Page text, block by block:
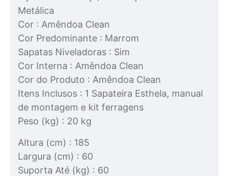
Metálica
Cor : Amêndoa Clean
Cor Predominante : Marrom
Sapatas Niveladoras : Sim
Cor Interna : Amêndoa Clean
Cor do Produto : Amêndoa Clean
Itens Inclusos : 1 Sapateira Esthela, manual
de montagem e kit ferragens
Peso (kg) : 20 kg
Altura (cm) : 185
Largura (cm) : 60
Suporta Até (kg) : 60